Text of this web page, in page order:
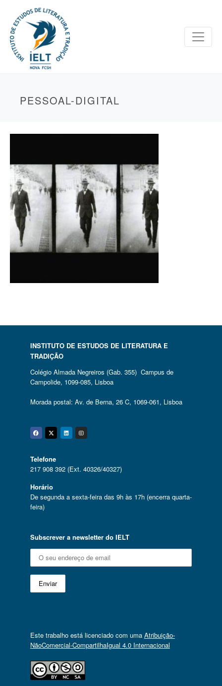
PESSOAL-DIGITAL
INSTITUTO DE ESTUDOS DE LITERATURA E
TRADIÇÃO
Colégio Almada Negreiros (Gab. 355) Campus de
Campolide, 1099-085, Lisboa
Morada postal: Av. de Berna, 26 C, 1069-061, Lisboa
Facebook
Twitter
Linkedin
Instagram
Telefone
217 908 392 (Ext. 40326/40327)
Horário
De segunda a sexta-feira das 9h às 17h (encerra quarta-
feira)
Subscrever a newsletter do IELT
Este trabalho está licenciado com uma Atribuição-
NãoComercial-CompartilhaIgual 4.0 Internacional